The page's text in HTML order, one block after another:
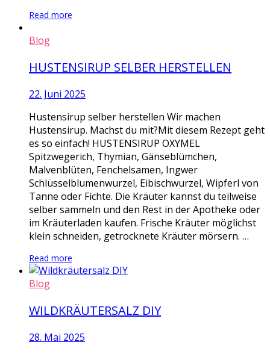
Read more
Blog
HUSTENSIRUP SELBER HERSTELLEN
22. Juni 2025
Hustensirup selber herstellen Wir machen
Hustensirup. Machst du mit?Mit diesem Rezept geht
es so einfach! HUSTENSIRUP OXYMEL
Spitzwegerich, Thymian, Gänseblümchen,
Malvenblüten, Fenchelsamen, Ingwer
Schlüsselblumenwurzel, Eibischwurzel, Wipferl von
Tanne oder Fichte. Die Kräuter kannst du teilweise
selber sammeln und den Rest in der Apotheke oder
im Kräuterladen kaufen. Frische Kräuter möglichst
klein schneiden, getrocknete Kräuter mörsern. …
Read more
Blog
WILDKRÄUTERSALZ DIY
28. Mai 2025